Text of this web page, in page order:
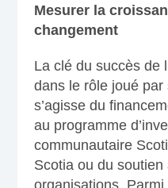
Mesurer la
changement
La clé du succès de
dans le rôle joué par
s’agisse du
au programme
communautaire
Scotia ou du